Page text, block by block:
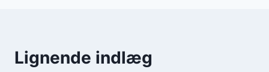
Lignende indlæg